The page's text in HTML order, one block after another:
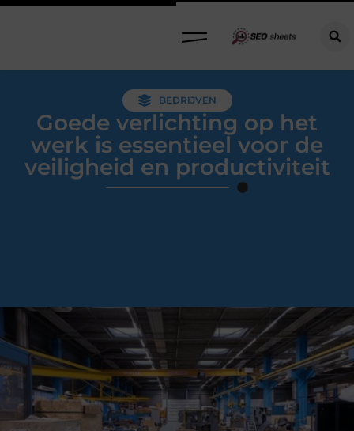
BEDRIJVEN
Goede verlichting op het
werk is essentieel voor de
veiligheid en productiviteit